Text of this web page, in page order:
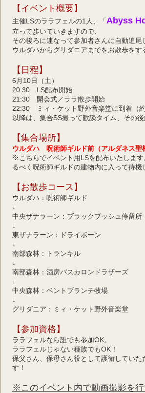
【イベント概要】
主催LSのララフェルの1人、「Abyss
立って歩いていきますので、
その後ろに連なって参加者さんに自動追尾
ウルダハからグリダニアまでをお散歩をす
【日程】
6月10日（土）
20:30　LS配布開始
21:30　開会式／ララ散歩開始
22:30　ミィ・ケット野外音楽堂に到着（
以降は、集合SS撮って歓談タイム、その
【集合場所】
ウルダハ　呪術師ギルド前（アルダネス聖
※こちらでイベント用LSを配布いたしま
るべく呪術師ギルドの建物内に入って待機
【お散歩コース】
ウルダハ：呪術師ギルド
↓
中央ザナラーン：ブラックブッシュ停留所
↓
東ザナラーン：ドライボーン
↓
南部森林：トランキル
↓
南部森林：酒房バスカロンドラザーズ
↓
中央森林：ベントブランチ牧場
↓
グリダニア：ミィ・ケット野外音楽堂
【参加資格】
ララフェルなら誰でも参加OK。
ララフェルじゃない種族でもOK！
保父さん、保母さん役として護衛していた
す！
※このイベント内で動画撮影を